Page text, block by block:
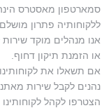
סמארטפון מאסטרס
ללקוחותיה פתרון
אנו מנהלים מוקד
או הזמנת תיקון דחוף.
אם תשאלו את
נהנים לקבל שירות
הצטרפו לקהל לקוחותינו